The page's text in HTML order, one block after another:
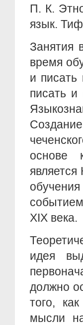
П. К.
язык.
Занятия
время
и писать
писать
основе
XIX века.
идея
должно
того,
мысли